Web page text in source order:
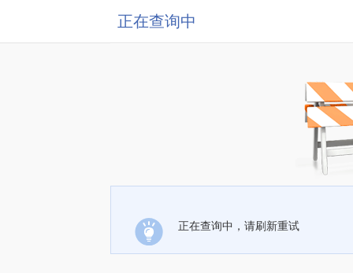
正在查询中
正在查询中，请刷新重试